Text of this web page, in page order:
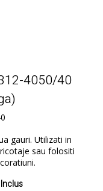
4050/40
gauri. Utilizati in
sau folositi